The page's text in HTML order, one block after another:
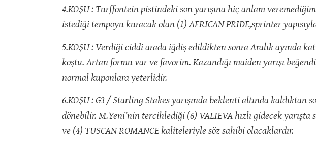
4.KOŞU : Turffontein pistindeki son yarışına hiç anlam
istediği tempoyu kuracak olan (1) AFRICAN PRIDE,sprinter
5.KOŞU : Verdiği ciddi arada iğdiş edildikten sonra Aralık ayında
koştu. Artan formu var ve favorim. Kazandığı maiden yarışı
normal kuponlara yeterlidir.
6.KOŞU : G3 / Starling Stakes yarışında beklenti altında
dönebilir. M.Yeni’nin tercihlediği (6) VALIEVA hızlı gidecek
ve (4) TUSCAN ROMANCE kaliteleriyle söz sahibi olacaklardır.